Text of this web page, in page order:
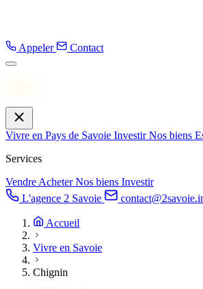
Appeler Contact
Vivre en Pays de Savoie InvestirNos biens
Services
VendreAcheterNos biens Investir
L'agence 2 Savoie
Accueil
Vivre en Savoie
Chignin